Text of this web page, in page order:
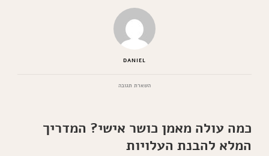
DANIEL
השארת תגובהבנושא
אישי
כמה עולה מאמן כושר אישי? המדריך
המלא להבנת העלויות